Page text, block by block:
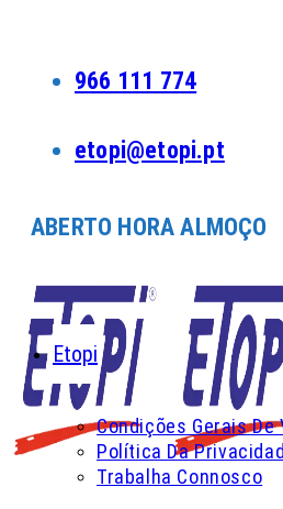
966 111 774
etopi@etopi.pt
ABERTO HORA ALMOÇO
Etopi
Condições Gerais De
Política Da
Trabalha Connosco